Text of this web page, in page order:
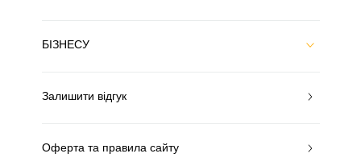
БІЗНЕСУ
Залишити відгук
Оферта та правила сайту